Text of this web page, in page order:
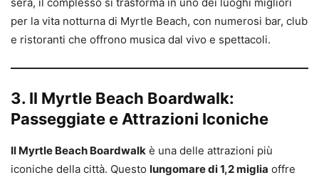
per la vita notturna di Myrtle Beach, con numerosi bar, club
e ristoranti che offrono musica dal vivo e spettacoli.
3. Il Myrtle Beach Boardwalk:
Passeggiate e Attrazioni Iconiche
Il Myrtle Beach Boardwalk è una delle attrazioni più
iconiche della città. Questo lungomare di 1,2 miglia offre